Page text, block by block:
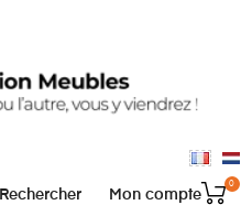
0
Mon compte
Rechercher